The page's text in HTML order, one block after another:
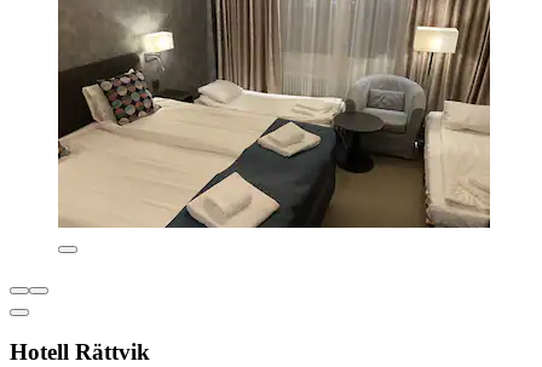
Hotell Rättvik